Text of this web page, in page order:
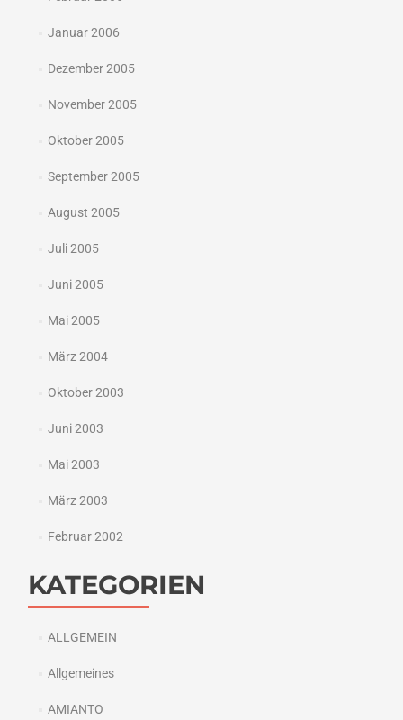
Januar 2006
Dezember 2005
November 2005
Oktober 2005
September 2005
August 2005
Juli 2005
Juni 2005
Mai 2005
März 2004
Oktober 2003
Juni 2003
Mai 2003
März 2003
Februar 2002
KATEGORIEN
ALLGEMEIN
Allgemeines
AMIANTO